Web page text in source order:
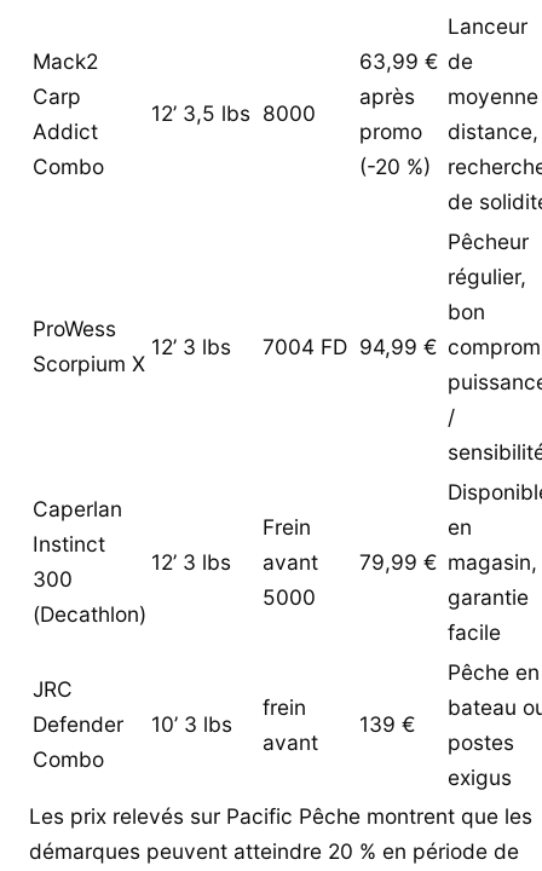
Mack2
Carp
Addict
Combo
12’ 3,5 lbs 8000
63,99 €
après
promo
(-20 %)
Lanceur
de
moyenne
distance,
de
ProWess
Scorpium X
12’ 3 lbs 7004 FD 94,99 €
Pêcheur
régulier,
bon
/
Caperlan
Instinct
300
(Decathlon)
12’ 3 lbs
Frein
avant
5000
79,99 €
en
magasin,
garantie
facile
JRC
Defender
Combo
10’ 3 lbs
frein
avant
139 €
Pêche en
bateau
postes
exigus
Les prix relevés sur Pacific Pêche montrent que les
démarques peuvent atteindre 20 % en période de